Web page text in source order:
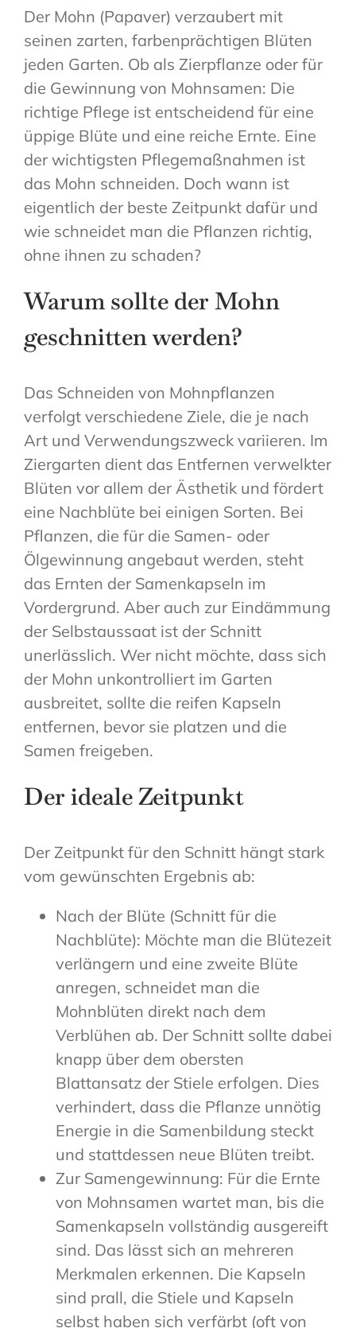
Der Mohn (Papaver) verzaubert mit
seinen zarten, farbenprächtigen Blüten
jeden Garten. Ob als Zierpflanze oder für
die Gewinnung von Mohnsamen: Die
richtige Pflege ist entscheidend für eine
üppige Blüte und eine reiche Ernte. Eine
der wichtigsten Pflegemaßnahmen ist
das Mohn schneiden. Doch wann ist
eigentlich der beste Zeitpunkt dafür und
wie schneidet man die Pflanzen richtig,
ohne ihnen zu schaden?
Warum sollte der Mohn
geschnitten werden?
Das Schneiden von Mohnpflanzen
verfolgt verschiedene Ziele, die je nach
Art und Verwendungszweck variieren. Im
Ziergarten dient das Entfernen verwelkter
Blüten vor allem der Ästhetik und fördert
eine Nachblüte bei einigen Sorten. Bei
Pflanzen, die für die Samen- oder
Ölgewinnung angebaut werden, steht
das Ernten der Samenkapseln im
Vordergrund. Aber auch zur Eindämmung
der Selbstaussaat ist der Schnitt
unerlässlich. Wer nicht möchte, dass sich
der Mohn unkontrolliert im Garten
ausbreitet, sollte die reifen Kapseln
entfernen, bevor sie platzen und die
Samen freigeben.
Der ideale Zeitpunkt
Der Zeitpunkt für den Schnitt hängt stark
vom gewünschten Ergebnis ab:
Nach der Blüte (Schnitt für die
Nachblüte): Möchte man die Blütezeit
verlängern und eine zweite Blüte
anregen, schneidet man die
Mohnblüten direkt nach dem
Verblühen ab. Der Schnitt sollte dabei
knapp über dem obersten
Blattansatz der Stiele erfolgen. Dies
verhindert, dass die Pflanze unnötig
Energie in die Samenbildung steckt
und stattdessen neue Blüten treibt.
Zur Samengewinnung: Für die Ernte
von Mohnsamen wartet man, bis die
Samenkapseln vollständig ausgereift
sind. Das lässt sich an mehreren
Merkmalen erkennen. Die Kapseln
sind prall, die Stiele und Kapseln
selbst haben sich verfärbt (oft von